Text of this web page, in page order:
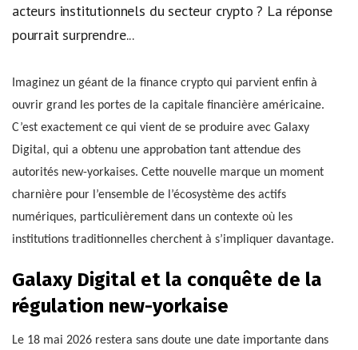
acteurs institutionnels du secteur crypto ? La réponse
pourrait surprendre...
Imaginez un géant de la finance crypto qui parvient enfin à
ouvrir grand les portes de la capitale financière américaine.
C’est exactement ce qui vient de se produire avec Galaxy
Digital, qui a obtenu une approbation tant attendue des
autorités new-yorkaises. Cette nouvelle marque un moment
charnière pour l’ensemble de l’écosystème des actifs
numériques, particulièrement dans un contexte où les
institutions traditionnelles cherchent à s’impliquer davantage.
Galaxy Digital et la conquête de la
régulation new-yorkaise
Le 18 mai 2026 restera sans doute une date importante dans